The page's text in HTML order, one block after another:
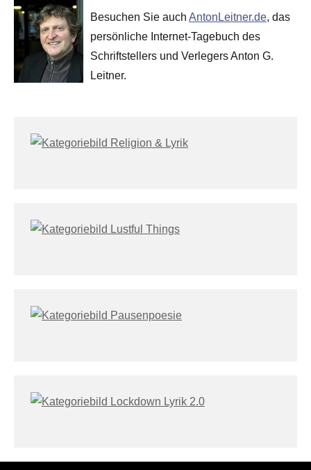
Besuchen Sie auch AntonLeitner.de, das
persönliche Internet-Tagebuch des
Schriftstellers und Verlegers Anton G.
Leitner.